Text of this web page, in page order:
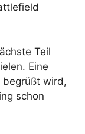
Teil
Eine
begrüßt wird,
schon